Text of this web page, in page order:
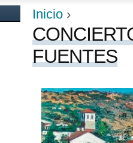
Se encuentra
Inicio ›
FUENTES